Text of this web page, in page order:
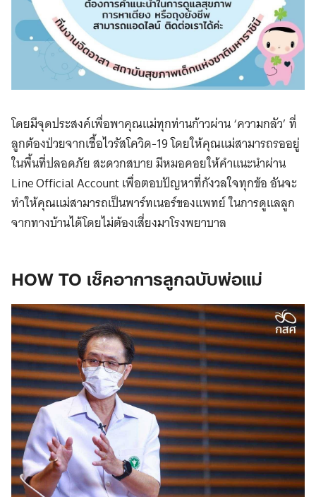
โดยมีจุดประสงค์เพื่อพาคุณแม่ทุกท่านก้าวผ่าน ‘ความกลัว’ ที่
ลูกต้องป่วยจากเชื้อไวรัสโควิด-19 โดยให้คุณแม่สามารถรออยู่
ในพื้นที่ปลอดภัย สะดวกสบาย มีหมอคอยให้คำแนะนำผ่าน
Line Official Account เพื่อตอบปัญหาที่กังวลใจทุกข้อ อันจะ
ทำให้คุณแม่สามารถเป็นพาร์ทเนอร์ของแพทย์ ในการดูแลลูก
จากทางบ้านได้โดยไม่ต้องเสี่ยงมาโรงพยาบาล
HOW TO เช็คอาการลูกฉบับพ่อแม่